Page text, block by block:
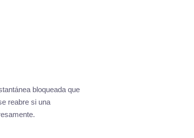
bloqueada que
reabre si una